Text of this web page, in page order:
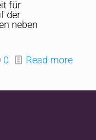
für
der
neben
0 Read more